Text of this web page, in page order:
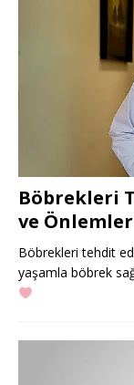
Böbrekleri
ve Önlemler
Böbrekleri tehdit
yaşamla böbrek